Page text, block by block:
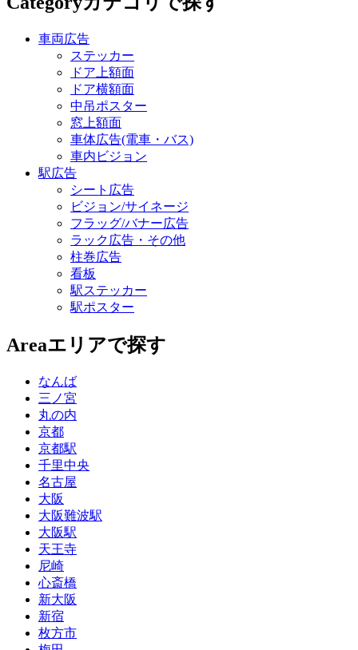
車両広告
ステッカー
ドア上額面
ドア横額面
中吊ポスター
窓上額面
車体広告(電車・バス)
車内ビジョン
駅広告
シート広告
ビジョン/サイネージ
フラッグ/バナー広告
ラック広告・その他
柱巻広告
看板
駅ステッカー
駅ポスター
Areaエリアで探す
なんば
三ノ宮
丸の内
京都
京都駅
千里中央
名古屋
大阪
大阪難波駅
大阪駅
天王寺
尼崎
心斎橋
新大阪
新宿
枚方市